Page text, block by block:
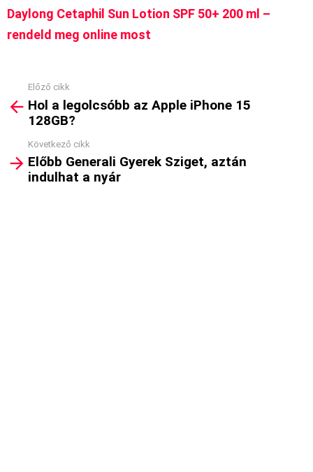
Daylong Cetaphil Sun Lotion SPF 50+ 200 ml –
rendeld meg online most
more
Előző cikk
Hol a legolcsóbb az Apple iPhone 15
128GB?
Következő cikk
Előbb Generali Gyerek Sziget, aztán
indulhat a nyár